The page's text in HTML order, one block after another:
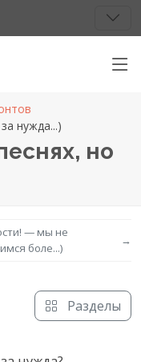
нужда...)
но
— мы не
боле...)
→
Разделы